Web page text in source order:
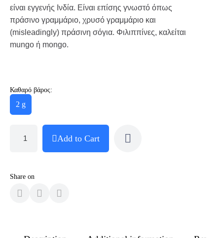
είναι εγγενής Ινδία. Είναι επίσης γνωστό όπως
πράσινο γραμμάριο, χρυσό γραμμάριο και
(misleadingly) πράσινη σόγια. Φιλιππίνες, καλείται
mungo ή mongo.
Καθαρό βάρος:
2 g
Add to Cart
Share on